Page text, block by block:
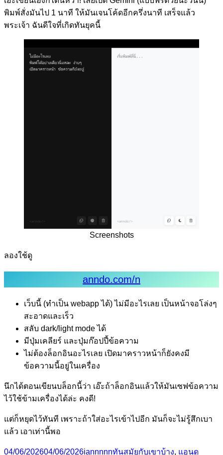
พิมพ์สั่งมันไป 1 นาที ให้มันเจนโค้ดอีกครึ่งนาที เสร็จแล้ว
พระเจ้า ฉันดีใจที่เกิดทันยุคนี้
Screenshots
ลองใช้ดู
anndo.com/n
เว็บนี้ (ทำเป็น webapp ได้) ไม่มีอะไรเลย เป็นหน้าจอโล่งๆ
สะอาดและเร็ว
สลับ dark/light mode ได้
มีปุ่มเคลียร์ และปุ่มก๊อปปี้ข้อความ
ไม่ต้องล็อกอินอะไรเลย เปิดมาคราวหน้าก็ยังคงมี
ข้อความนี้อยู่ในเครื่อง
นึกได้ตอนเขียนบล็อกนี้ว่า เอ๊ะถ้าล็อกอินแล้วให้มันเซฟข้อความ
ไว้ใช้ข้ามเครื่องได้ล่ะ คงดี!
แต่ก็หยุดไว้ทันที เพราะถ้าใส่อะไรเข้าไปอีก มันก็จะไม่รู้สึกเบา
แล้ว เอาเท่านี้พอ
Posted
04/06/202604/06/2026Author
iannnnnCategories
ทันสมัยกับเขาบ้าง, แอนดูTags